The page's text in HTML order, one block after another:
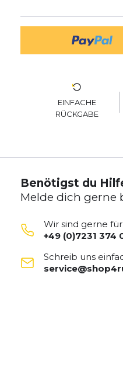
EINFACHE
RÜCKGABE
Benötigst du
Melde dich gerne
Wir sind gerne
+49 (0)7231 374
Schreib uns